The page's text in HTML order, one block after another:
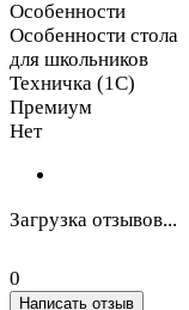
Особенности
Особенности стола
для школьников
Техничка (1С)
Премиум
Нет
Загрузка отзывов...
0
Написать отзыв